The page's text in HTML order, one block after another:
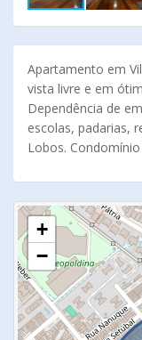
Apartamento em
vista livre e em
Dependência de
escolas, padarias,
Lobos.
+
−